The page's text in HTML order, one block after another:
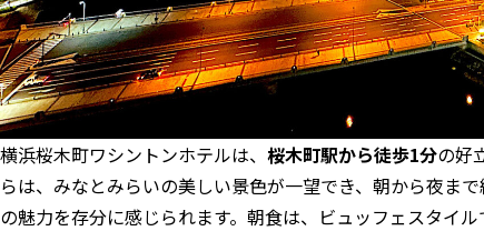
横浜桜木町ワシントンホテルは、 桜木町駅から徒歩1分の好
らは、みなとみらいの美しい景色が一望でき、朝から夜ま
の魅力を存分に感じられます。朝食は、ビュッフェスタイ